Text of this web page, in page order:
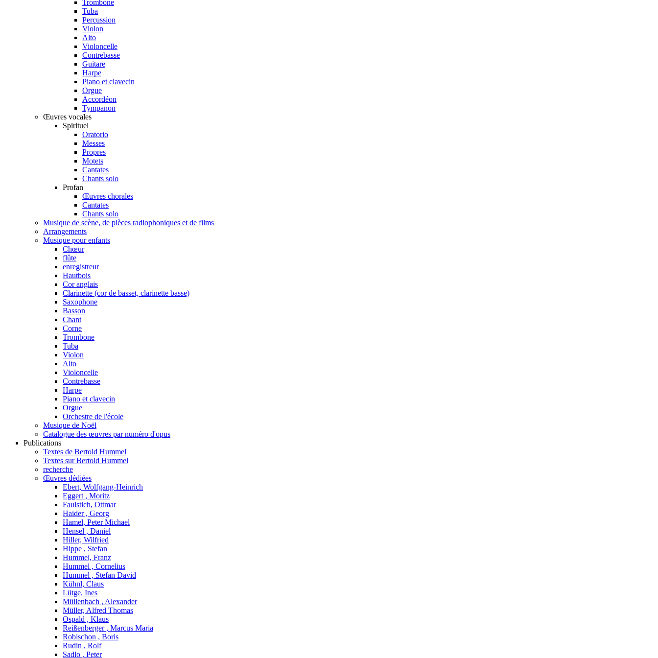
Trombone
Tuba
Percussion
Violon
Alto
Violoncelle
Contrebasse
Guitare
Harpe
Piano et clavecin
Orgue
Accordéon
Tympanon
Œuvres vocales
Spirituel
Oratorio
Messes
Propres
Motets
Cantates
Chants solo
Profan
Œuvres chorales
Cantates
Chants solo
Musique de scène, de pièces radiophoniques et de films
Arrangements
Musique pour enfants
Chœur
flûte
enregistreur
Hautbois
Cor anglais
Clarinette (cor de basset, clarinette basse)
Saxophone
Basson
Chant
Corne
Trombone
Tuba
Violon
Alto
Violoncelle
Contrebasse
Harpe
Piano et clavecin
Orgue
Orchestre de l'école
Musique de Noël
Catalogue des œuvres par numéro d'opus
Publications
Textes de Bertold Hummel
Textes sur Bertold Hummel
recherche
Œuvres dédiées
Ebert, Wolfgang-Heinrich
Eggert , Moritz
Faulstich, Ottmar
Haider , Georg
Hamel, Peter Michael
Hensel , Daniel
Hiller, Wilfried
Hippe , Stefan
Hummel, Franz
Hummel , Cornelius
Hummel , Stefan David
Kühnl, Claus
Lütge, Ines
Müllenbach , Alexander
Müller, Alfred Thomas
Ospald , Klaus
Reißenberger , Marcus Maria
Robischon , Boris
Rudin , Rolf
Sadlo , Peter